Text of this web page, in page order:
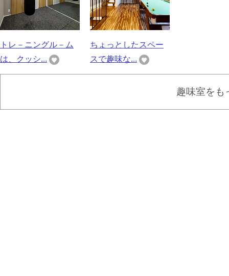
トレ－ニングル－ム
は、クッシ...
ちょっとしたスペー
スで趣味な...
趣味室をも